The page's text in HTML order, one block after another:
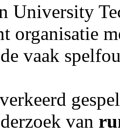
University
organisatie
vaak
van